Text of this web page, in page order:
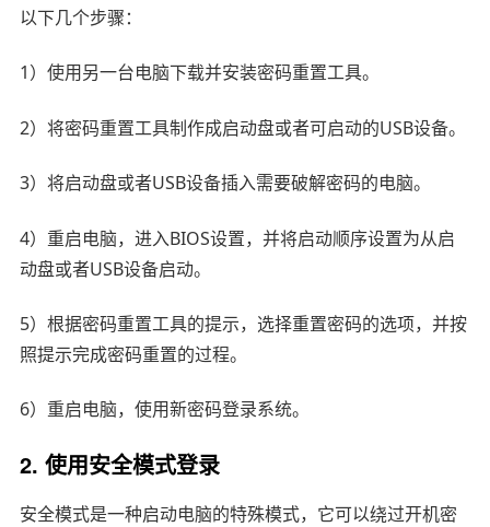
以下几个步骤：
1）使用另一台电脑下载并安装密码重置工具。
2）将密码重置工具制作成启动盘或者可启动的USB设备。
3）将启动盘或者USB设备插入需要破解密码的电脑。
4）重启电脑，进入BIOS设置，并将启动顺序设置为从启
动盘或者USB设备启动。
5）根据密码重置工具的提示，选择重置密码的选项，并按
照提示完成密码重置的过程。
6）重启电脑，使用新密码登录系统。
2. 使用安全模式登录
安全模式是一种启动电脑的特殊模式，它可以绕过开机密